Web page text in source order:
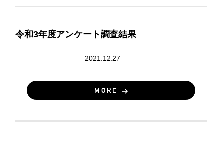
令和3年度アンケート調査結果
2021.12.27
MORE